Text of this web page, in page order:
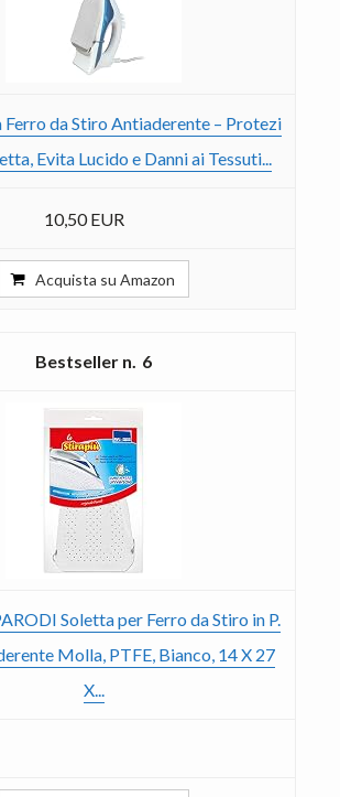
da Stiro Antiaderente – Protezi
Evita Lucido e Danni ai Tessuti...
10,50 EUR
Acquista su Amazon
6
Soletta per Ferro da Stiro in P.
Molla, PTFE, Bianco, 14 X 27
X...